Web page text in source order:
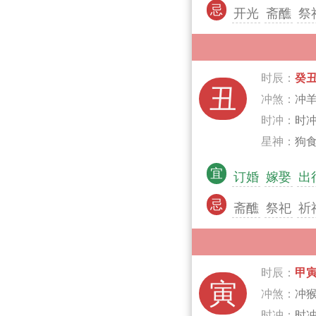
忌 开光 斋醮 祭
丑
时辰： 癸
冲煞： 冲
时冲： 时
星神： 狗
宜 订婚 嫁娶 出
忌 斋醮 祭祀 祈
寅
时辰： 甲
冲煞： 冲